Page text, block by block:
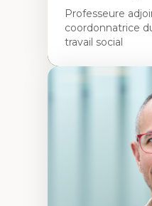
Professeure
coordonnatrice
travail social
Travail social,
Fondements de
nouvelles
éducation
Minorités
francophonie
linguistique
Études critiques
neurodiversité,